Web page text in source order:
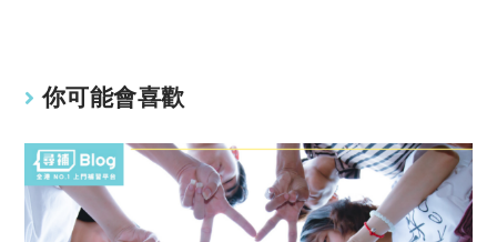
你可能會喜歡